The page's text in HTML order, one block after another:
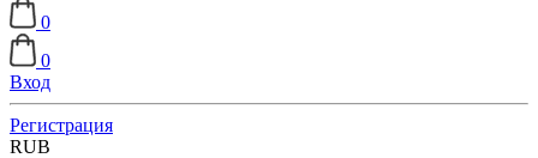
0
0
Вход
Регистрация
RUB